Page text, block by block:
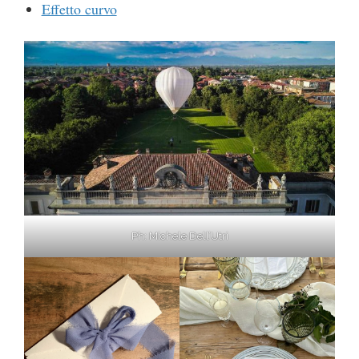
Effetto curvo
Ph: Michele Dell’Utri